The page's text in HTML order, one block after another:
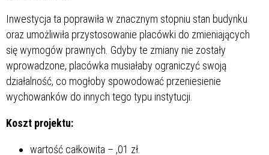
Inwestycja ta poprawiła w znacznym stopniu stan budynku
oraz umożliwiła przystosowanie placówki do zmieniających
się wymogów prawnych. Gdyby te zmiany nie zostały
wprowadzone, placówka musiałaby ograniczyć swoją
działalność, co mogłoby spowodować przeniesienie
wychowanków do innych tego typu instytucji.
Koszt projektu:
wartość całkowita – ,01 zł.